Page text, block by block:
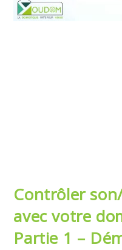
Contrôler
avec votre
Partie 1 –